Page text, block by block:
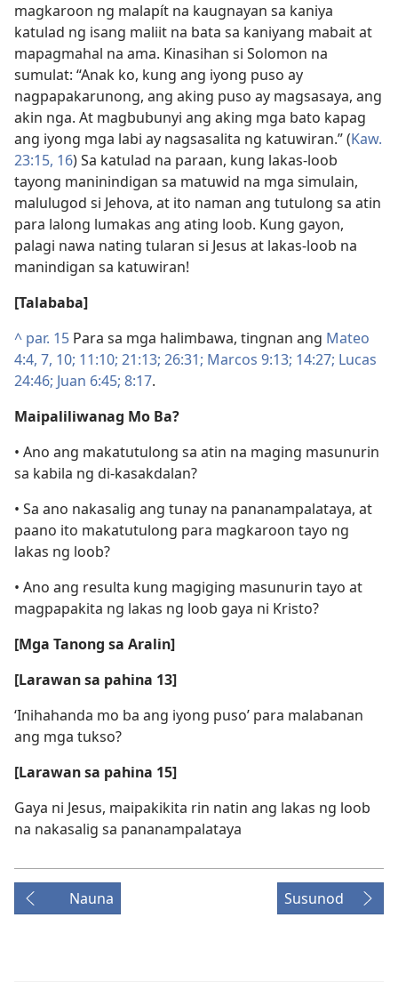
magkaroon ng malapít na kaugnayan sa kaniya
katulad ng isang maliit na bata sa kaniyang mabait at
mapagmahal na ama. Kinasihan si Solomon na
sumulat: “Anak ko, kung ang iyong puso ay
nagpapakarunong, ang aking puso ay magsasaya, ang
akin nga. At magbubunyi ang aking mga bato kapag
ang iyong mga labi ay nagsasalita ng katuwiran.” (Kaw.
23:15, 16) Sa katulad na paraan, kung lakas-loob
tayong maninindigan sa matuwid na mga simulain,
malulugod si Jehova, at ito naman ang tutulong sa atin
para lalong lumakas ang ating loob. Kung gayon,
palagi nawa nating tularan si Jesus at lakas-loob na
manindigan sa katuwiran!
[Talababa]
^ par. 15 Para sa mga halimbawa, tingnan ang Mateo
4:4, 7, 10; 11:10; 21:13; 26:31; Marcos 9:13; 14:27; Lucas
24:46; Juan 6:45; 8:17.
Maipaliliwanag Mo Ba?
• Ano ang makatutulong sa atin na maging masunurin
sa kabila ng di-kasakdalan?
• Sa ano nakasalig ang tunay na pananampalataya, at
paano ito makatutulong para magkaroon tayo ng
lakas ng loob?
• Ano ang resulta kung magiging masunurin tayo at
magpapakita ng lakas ng loob gaya ni Kristo?
[Mga Tanong sa Aralin]
[Larawan sa pahina 13]
‘Inihahanda mo ba ang iyong puso’ para malabanan
ang mga tukso?
[Larawan sa pahina 15]
Gaya ni Jesus, maipakikita rin natin ang lakas ng loob
na nakasalig sa pananampalataya
Nauna Susunod